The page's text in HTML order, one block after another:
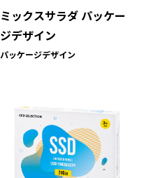
ミックスサラダ パッケー
ジデザイン
パッケージデザイン